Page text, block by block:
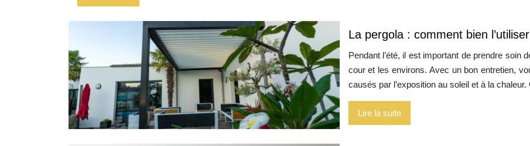
La pergola : comment bien
Pendant l’été, il est important de prendre soin
cour et les environs. Avec un bon entretien,
causés par l’exposition au soleil et à la
Lire la suite